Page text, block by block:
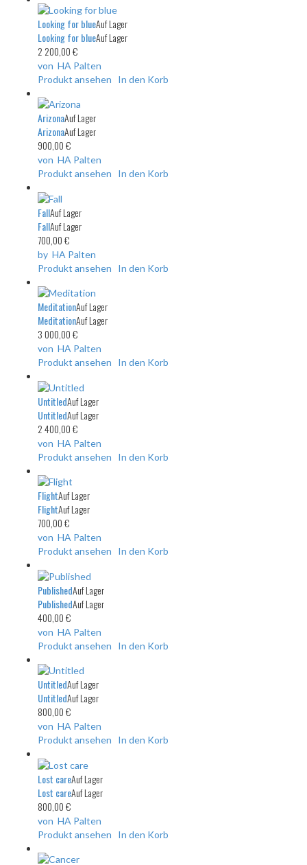
Looking for blueAuf Lager
Looking for blueAuf Lager
2 200,00 €
von HA Palten
Produkt ansehen
In den Korb
ArizonaAuf Lager
ArizonaAuf Lager
900,00 €
von HA Palten
Produkt ansehen
In den Korb
FallAuf Lager
FallAuf Lager
700,00 €
by HA Palten
Produkt ansehen
In den Korb
MeditationAuf Lager
MeditationAuf Lager
3 000,00 €
von HA Palten
Produkt ansehen
In den Korb
UntitledAuf Lager
UntitledAuf Lager
2 400,00 €
von HA Palten
Produkt ansehen
In den Korb
FlightAuf Lager
FlightAuf Lager
700,00 €
von HA Palten
Produkt ansehen
In den Korb
PublishedAuf Lager
PublishedAuf Lager
400,00 €
von HA Palten
Produkt ansehen
In den Korb
UntitledAuf Lager
UntitledAuf Lager
800,00 €
von HA Palten
Produkt ansehen
In den Korb
Lost careAuf Lager
Lost careAuf Lager
800,00 €
von HA Palten
Produkt ansehen
In den Korb